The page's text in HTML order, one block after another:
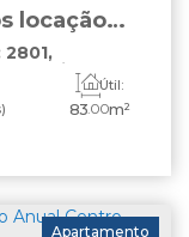
locação
2801,
, Santa
Útil:
83.00m²
Apartamento